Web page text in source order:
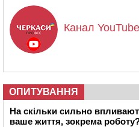
Канал YouTube
ОПИТУВАННЯ
На скільки сильно
ваше життя, зокрема